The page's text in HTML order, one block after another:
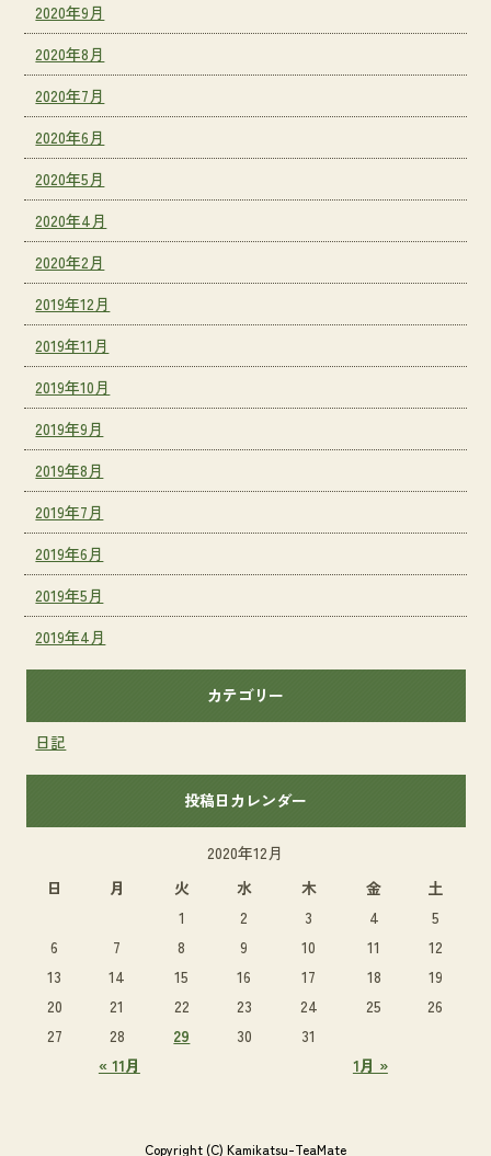
2020年9月
2020年8月
2020年7月
2020年6月
2020年5月
2020年4月
2020年2月
2019年12月
2019年11月
2019年10月
2019年9月
2019年8月
2019年7月
2019年6月
2019年5月
2019年4月
カテゴリー
日記
投稿日カレンダー
2020年12月
日
月 火 水 木 金 土
« 11月 1月 »
1 2 3 4
5
6
7 8 9 10 11
12
13
14 15 16 17 18
19
20
21 22 23 24 25
26
27
28 29 30 31
Copyright (C) Kamikatsu-TeaMate